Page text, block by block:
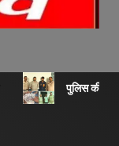
पुलिस की बड़ी